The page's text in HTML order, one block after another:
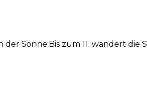
Sonne:Bis zum 11. wandert